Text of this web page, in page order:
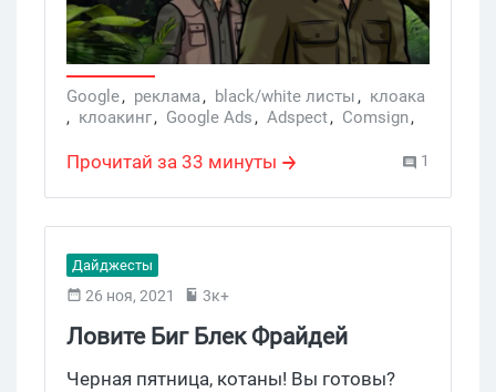
Adspect позволяет клоачить сайты и
приложения под Фейсбук, Google Ads,
Яндекс, TikTok, YouTube и другие сетки.
Гайд объемный, сохраняй в закладки, а
сама настройка занимает 1,5 минуты.
Бонусом в статье спрятана панда и
промокод для Adspect. Заглядывай,
Google, реклама, black/white листы, клоака
, клоакинг, Google Ads, Adspect, Comsign,
генератор white page
Прочитай за 33 минуты 1
Дайджесты
26 ноя, 2021 3к+
Ловите Биг Блек Фрайдей
Дайджест
Черная пятница, котаны! Вы готовы?